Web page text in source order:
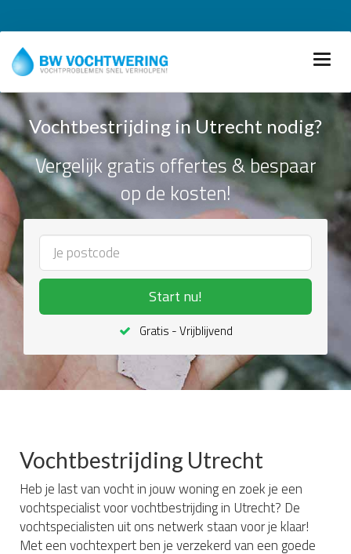
Vochtbestrijding in Utrecht nodig?
Vergelijk gratis offertes & bespaar
op de kosten!
Start nu!
Gratis - Vrijblijvend
Vochtbestrijding Utrecht
Heb je last van vocht in jouw woning en zoek je een
vochtspecialist voor vochtbestrijding in Utrecht? De
vochtspecialisten uit ons netwerk staan voor je klaar!
Met een vochtexpert ben je verzekerd van een goede